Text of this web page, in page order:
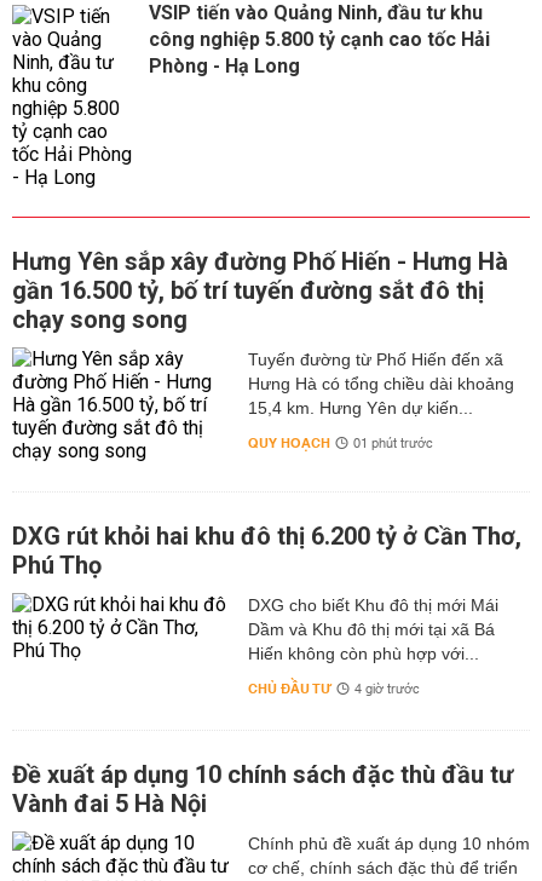
VSIP tiến vào Quảng Ninh, đầu tư khu
công nghiệp 5.800 tỷ cạnh cao tốc Hải
Phòng - Hạ Long
Hưng Yên sắp xây đường Phố Hiến - Hưng Hà
gần 16.500 tỷ, bố trí tuyến đường sắt đô thị
chạy song song
Tuyến đường từ Phố Hiến đến xã
Hưng Hà có tổng chiều dài khoảng
15,4 km. Hưng Yên dự kiến...
QUY HOẠCH 01 phút trước
DXG rút khỏi hai khu đô thị 6.200 tỷ ở Cần Thơ,
Phú Thọ
DXG cho biết Khu đô thị mới Mái
Dầm và Khu đô thị mới tại xã Bá
Hiến không còn phù hợp với...
CHỦ ĐẦU TƯ 4 giờ trước
Đề xuất áp dụng 10 chính sách đặc thù đầu tư
Vành đai 5 Hà Nội
Chính phủ đề xuất áp dụng 10 nhóm
cơ chế, chính sách đặc thù để triển